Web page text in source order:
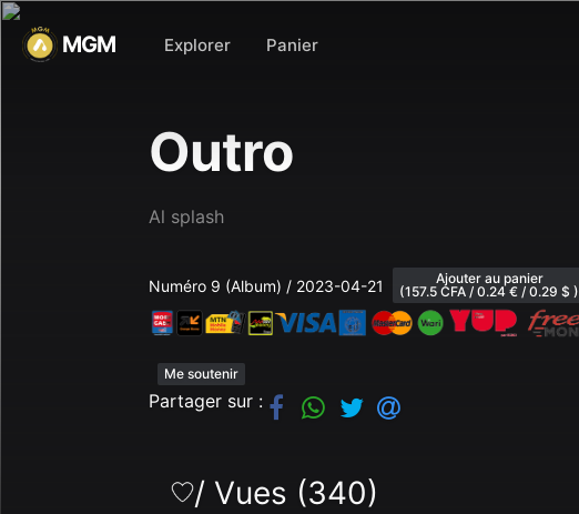
MGM Explorer Panier
Outro
Al splash
Numéro 9 (Album) / 2023-04-21
Ajouter au panier
(157.5 CFA / 0.24 € / 0.29 $ )
Me soutenir
Partager sur :
/ Vues (340)